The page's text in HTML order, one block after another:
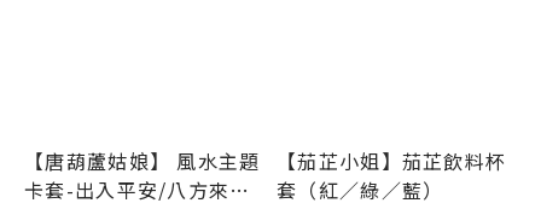
【唐葫蘆姑娘】 風水主題
卡套-出入平安/八方來財
【茄芷小姐】茄芷飲料杯
套（紅／綠／藍）